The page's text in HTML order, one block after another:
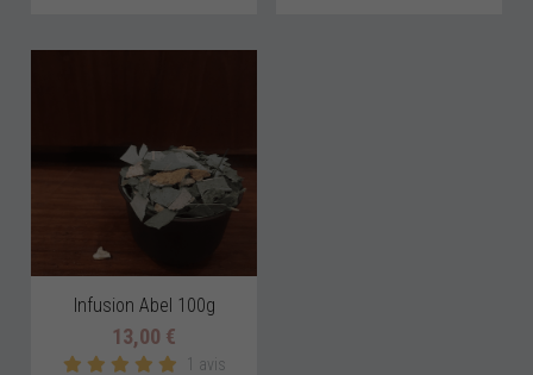
Infusion Abel 100g
13,00 €
1 avis